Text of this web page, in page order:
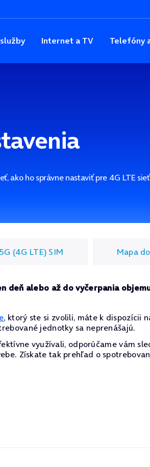
Internet a TV Telefóny
ako ho správne nastaviť pre 4G LTE
(4G LTE) SIM Mapa
deň alebo až do vyčerpania
, ktorý ste si zvolili, máte k dispozícii
jednotky sa neprenášajú.
využívali, odporúčame vám
Získate tak prehľad o